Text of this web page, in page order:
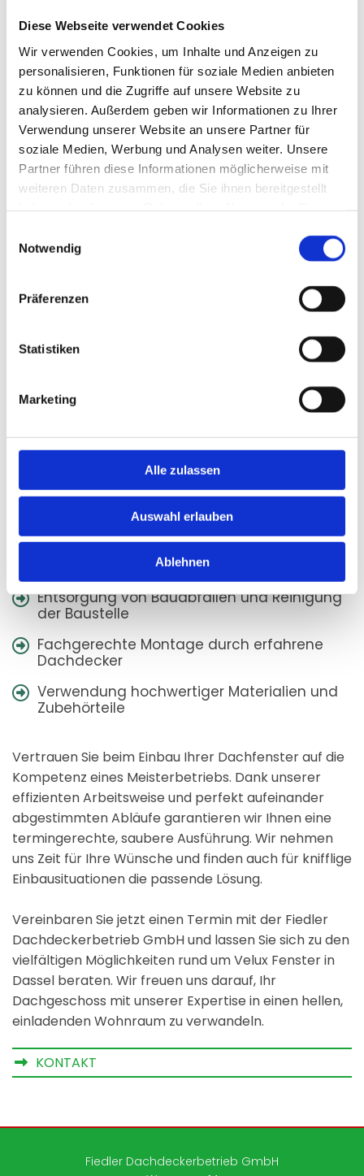
Diese Webseite verwendet Cookies
Wir verwenden Cookies, um Inhalte und Anzeigen zu
personalisieren, Funktionen für soziale Medien anbieten
zu können und die Zugriffe auf unsere Website zu
analysieren. Außerdem geben wir Informationen zu Ihrer
Verwendung unserer Website an unsere Partner für
soziale Medien, Werbung und Analysen weiter. Unsere
Partner führen diese Informationen möglicherweise mit
weiteren Daten zusammen, die Sie ihnen bereitgestellt
Notwendig
Präferenzen
Statistiken
Marketing
Alle zulassen
Auswahl erlauben
Ablehnen
Hochwertige Velux Fenster für
optimalen Lichteinfall
Für den Einbau im Raum Dassel setzen wir auf
hochwertige Produkte namhafter Hersteller wie
Velux. Die Velux Fenster überzeugen durch ihre
erstklassige Verarbeitung, Langlebigkeit und
einfache Bedienbarkeit. Ob als Schwingfenster,
Klapp-Schwingfenster oder mit Obenlicht - wir
finden gemeinsam mit Ihnen die optimale Lösung für
Dabei berücksichtigen wir auch wichtige Aspekte wie
Wärme- und Schallschutz. Unsere Velux Fenster
erfüllen höchste Ansprüche an Energieeffizienz und
sorgen für ein angenehmes Raumklima zu jeder
Unser Leistungsspektrum beim
Dachfenster-Einbau umfasst:
Individuelle Beratung und Planung
Anschluss an vorhandene Dacheindeckung
Professionelle Dämmung und Abdichtung
Entsorgung von Bauabfällen und Reinigung
der Baustelle
Fachgerechte Montage durch erfahrene
Dachdecker
Verwendung hochwertiger Materialien und
Zubehörteile
Vertrauen Sie beim Einbau Ihrer Dachfenster auf die
Kompetenz eines Meisterbetriebs. Dank unserer
effizienten Arbeitsweise und perfekt aufeinander
abgestimmten Abläufe garantieren wir Ihnen eine
termingerechte, saubere Ausführung. Wir nehmen
uns Zeit für Ihre Wünsche und finden auch für knifflige
Einbausituationen die passende Lösung.
Vereinbaren Sie jetzt einen Termin mit der Fiedler
Dachdeckerbetrieb GmbH und lassen Sie sich zu den
vielfältigen Möglichkeiten rund um Velux Fenster in
Dassel beraten. Wir freuen uns darauf, Ihr
Dachgeschoss mit unserer Expertise in einen hellen,
einladenden Wohnraum zu verwandeln.
KONTAKT
Fiedler Dachdeckerbetrieb GmbH